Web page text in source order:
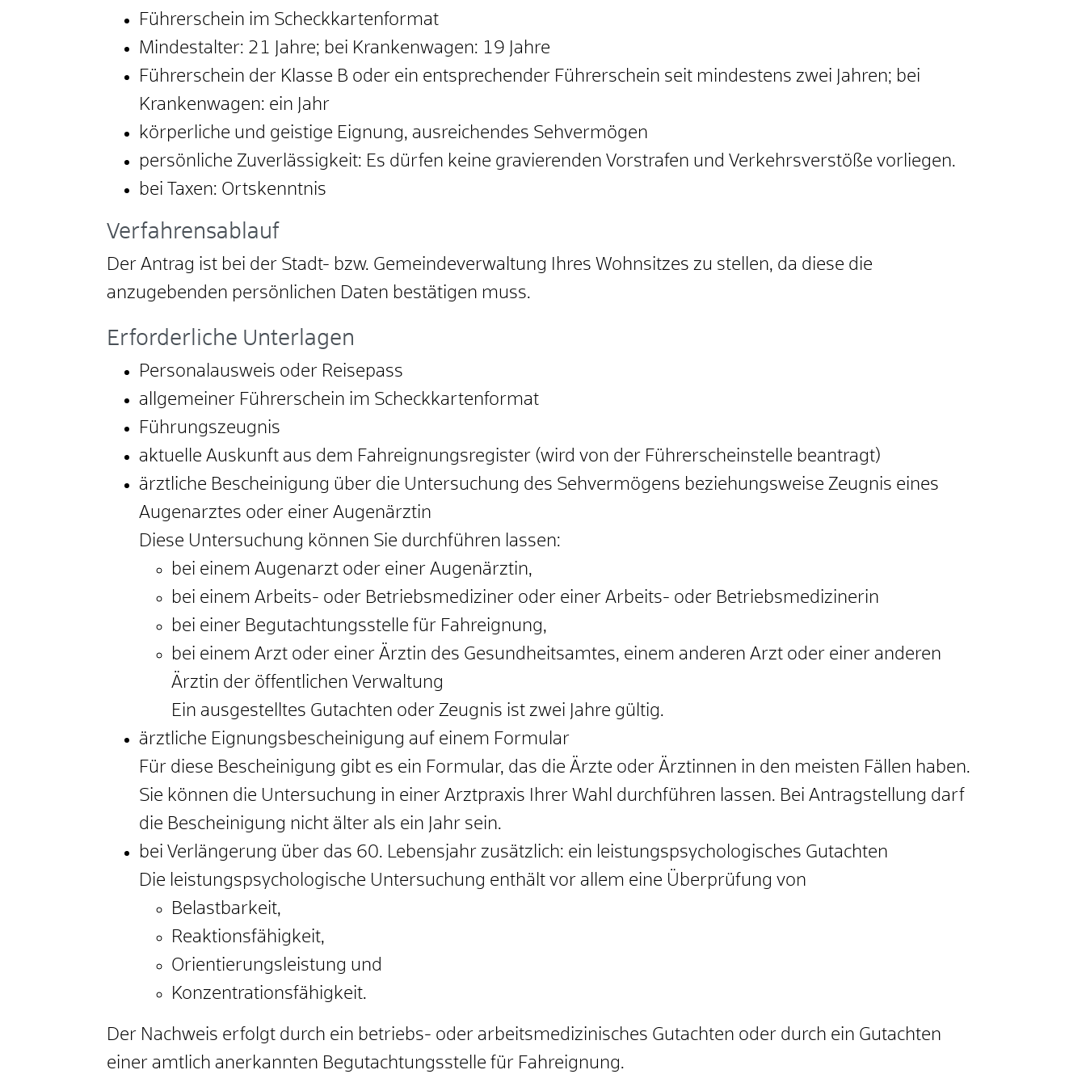
Führerschein im Scheckkartenformat
Mindestalter: 21 Jahre; bei Krankenwagen: 19 Jahre
Führerschein der Klasse B oder ein entsprechender Führerschein seit mindestens zwei Jahren; bei
Krankenwagen: ein Jahr
körperliche und geistige Eignung, ausreichendes Sehvermögen
persönliche Zuverlässigkeit: Es dürfen keine gravierenden Vorstrafen und Verkehrsverstöße vorliegen.
bei Taxen: Ortskenntnis
Verfahrensablauf
Der Antrag ist bei der Stadt- bzw. Gemeindeverwaltung Ihres Wohnsitzes zu stellen, da diese die
anzugebenden persönlichen Daten bestätigen muss.
Erforderliche Unterlagen
Personalausweis oder Reisepass
allgemeiner Führerschein im Scheckkartenformat
Führungszeugnis
aktuelle Auskunft aus dem Fahreignungsregister (wird von der Führerscheinstelle beantragt)
ärztliche Bescheinigung über die Untersuchung des Sehvermögens beziehungsweise Zeugnis eines
Augenarztes oder einer Augenärztin
Diese Untersuchung können Sie durchführen lassen:
bei einem Augenarzt oder einer Augenärztin,
bei einem Arbeits- oder Betriebsmediziner oder einer Arbeits- oder Betriebsmedizinerin
bei einer Begutachtungsstelle für Fahreignung,
bei einem Arzt oder einer Ärztin des Gesundheitsamtes, einem anderen Arzt oder einer anderen
Ärztin der öffentlichen Verwaltung
Ein ausgestelltes Gutachten oder Zeugnis ist zwei Jahre gültig.
ärztliche Eignungsbescheinigung auf einem Formular
Für diese Bescheinigung gibt es ein Formular, das die Ärzte oder Ärztinnen in den meisten Fällen haben.
Sie können die Untersuchung in einer Arztpraxis Ihrer Wahl durchführen lassen. Bei Antragstellung darf
die Bescheinigung nicht älter als ein Jahr sein.
bei Verlängerung über das 60. Lebensjahr zusätzlich: ein leistungspsychologisches Gutachten
Die leistungspsychologische Untersuchung enthält vor allem eine Überprüfung von
Belastbarkeit,
Reaktionsfähigkeit,
Orientierungsleistung und
Konzentrationsfähigkeit.
Der Nachweis erfolgt durch ein betriebs- oder arbeitsmedizinisches Gutachten oder durch ein Gutachten
einer amtlich anerkannten Begutachtungsstelle für Fahreignung.